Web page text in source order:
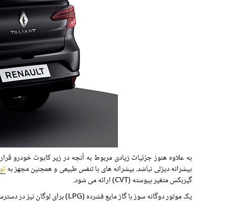
به علاوه هنوز جزئیات زیادی مربوط به آنچه در زیر کاپوت خودرو
پیشرانه دیزلی نباشد. پیشرانه های با تنفس طبیعی و همچنین مجهز به
گیربکس متغیر پیوسته (CVT) ارائه می شود.
یک موتور دوگانه سوز با گاز مایع فشرده (LPG) برای لوگان نیز در دسترس خواهد بود و آنرا به باصرفه ترین پیشرانه این گروه تبدیل می کند و جایگزینی پیشرانه چهار سیلندر 1.5 لیتری DCI می شود.